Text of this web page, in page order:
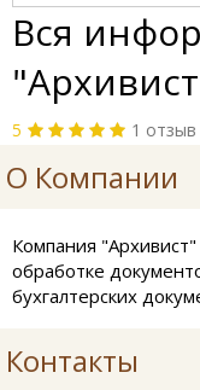
Вся
5 1 отзыв
О Компании
Компания
обработке
бухгалтерских
Контакты